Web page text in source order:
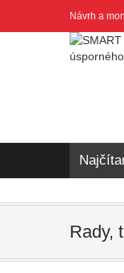
Návrh a
Rady,